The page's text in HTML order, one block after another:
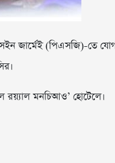
সেইন জার্মেই (পিএসজি)-তে
রয়্যাল মনচিআও’ হোটেলে।